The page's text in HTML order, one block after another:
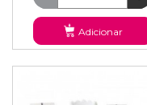
Adicionar